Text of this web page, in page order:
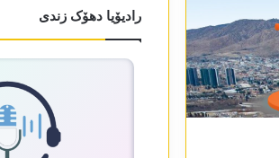
رادیۆیا دھۆک زندی